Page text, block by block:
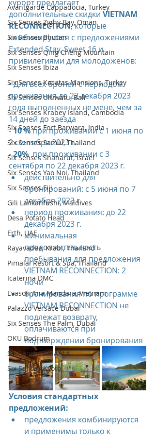
Avantgarde Cappadocia, Turkey
Six Senses Zighy Bay, Oman
Six Senses Bhutan
Six Senses Qing Cheng Mountain
Six Senses Ibiza
Six Senses Kocatas Mansions, Turkey
Six Senses Uluwatu, Bali
Six Senses Krabey Island, Cambodia
Six Senses Fort Barwara, India
Six Senses Samui, Thailand
Six Senses Shaharut, Israel
Six Senses Yao Noi, Thailand
Six Senses Fiji
Gili Lankanfushi, Maldives
Desa Potato Head
Erth, UAE
Rayavadee, Krabi, Thailand
Pimalai Resort & Spa, Thailand
Icaterina DMC
Evason Ana Mandara, Vietnam
Palazzo Versace Dubai
Six Senses The Palm, Dubai
OKU Bodrum
Six Senses AMAALA
Six Senses Kyoto
курорт предлагает
дополнительные скидки VIETNAM
RECONNECTION, которые
комбинируются с предложениями
Extended Stay, Sweet 16 и
привилегиями для молодоженов:
• Для всех броней с периодом
проживания до 22 декабря 2023
года выполненных не мене, чем за
14 дней до заезда
- 10 % при проживании с 1 июня по
2 сентября 2023 г.
- 20% при проживании с 3
сентября по 22 декабря 2023 г.
действительно для
бронирований: с 5 июня по 7
декабря 2023 г.
период проживания: до 22
декабря 2023 г.
минимальная
продолжительность
пребывания для предложения
VIETNAM RECONNECTION: 2
ночи
бронирования по программе
VIETNAM RECONNECTION не
подлежат возврату,
оплачиваются при
подтверждении бронирования
Условия стандартных
предложений:
предложения комбинируются
и применимы только к